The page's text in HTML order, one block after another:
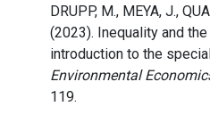
DRUPP, M., MEYA, J.,
(2023). Inequality and
introduction to the
Environmental
119.